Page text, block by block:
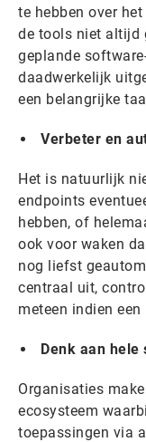
te hebben over
de tools niet altijd
geplande
daadwerkelijk
een belangrijke
Verbeter en
Het is natuurlijk
endpoints
hebben, of
ook voor waken
nog liefst
centraal uit,
meteen indien
Denk aan hele
Organisaties
ecosysteem
toepassingen via